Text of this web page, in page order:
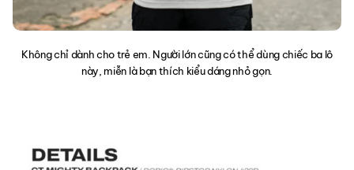
Không chỉ dành cho trẻ em. Người lớn cũng có thể dùng chiếc ba lô
này, miễn là bạn thích kiểu dáng nhỏ gọn.